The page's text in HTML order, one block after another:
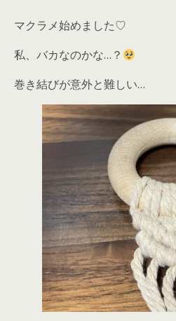
マクラメ始めました♡
私、バカなのかな…？
巻き結びが意外と難しい…